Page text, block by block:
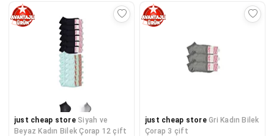
just cheap store Siyah ve
Beyaz Kadın Bilek Çorap 12 çift
just cheap store Gri Kadın Bilek
Çorap 3 çift